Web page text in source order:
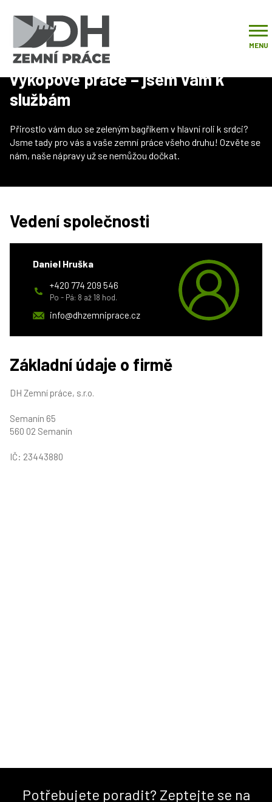
MENU
ÚvodKontakty
Drenážní trubky, autodoprava či
výkopové práce – jsem vám k
službám
Přirostlo vám duo se zeleným bagříkem v hlavní roli k srdci?
Jsme tady pro vás a vaše zemní práce všeho druhu! Ozvěte se
nám, naše nápravy už se nemůžou dočkat.
Vedení společnosti
Daniel Hruška
+420 774 209 546
Po - Pá: 8 až 18 hod.
info@dhzemniprace.cz
Základní údaje o firmě
DH Zemní práce, s.r.o.
Semanín 65
560 02 Semanín
IČ: 23443880
Potřebujete poradit? Zeptejte se na